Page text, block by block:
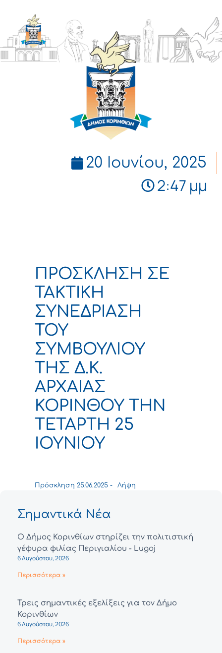
ΔΗΜΟΣ
ΚΟΡΙΝΘΙΩΝ
20 Ιουνίου, 2025
2:47 μμ
ΠΡΟΣΚΛΗΣΗ ΣΕ
ΤΑΚΤΙΚΗ
ΣΥΝΕΔΡΙΑΣΗ
ΤΟΥ
ΣΥΜΒΟΥΛΙΟΥ
ΤΗΣ Δ.Κ.
ΑΡΧΑΙΑΣ
ΚΟΡΙΝΘΟΥ ΤΗΝ
ΤΕΤΑΡΤΗ 25
ΙΟΥΝΙΟΥ
Πρόσκληση 25.06.2025 - Λήψη
Σημαντικά Νέα
Ο Δήμος Κορινθίων στηρίζει την πολιτιστική
γέφυρα φιλίας Περιγιαλίου - Lugoj
6 Αυγούστου, 2026
Περισσότερα »
Τρεις σημαντικές εξελίξεις για τον Δήμο
Κορινθίων
6 Αυγούστου, 2026
Περισσότερα »